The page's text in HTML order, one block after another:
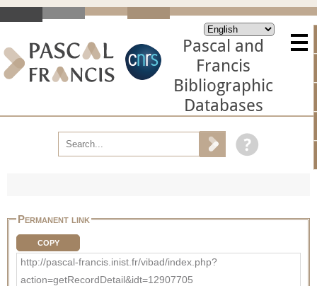
Pascal and
Francis
Bibliographic
Databases
Permanent link
COPY
http://pascal-francis.inist.fr/vibad/index.php?
action=getRecordDetail&idt=12907705